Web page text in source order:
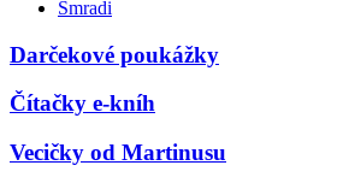
Smradi
Darčekové poukážky
Čítačky e-kníh
Vecičky od Martinusu